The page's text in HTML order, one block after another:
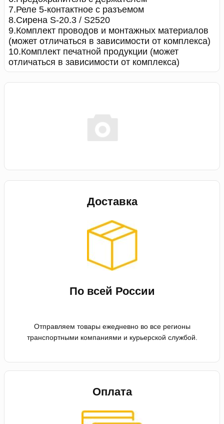
7.Реле 5-контактное с разъемом
8.Сирена S-20.3 / S2520
9.Комплект проводов и монтажных материалов
(может отличаться в зависимости от комплекса)
10.Комплект печатной продукции (может
отличаться в зависимости от комплекса)
Доставка
По всей России
Отправляем товары ежедневно во все регионы
транспортными компаниями и курьерской службой.
Оплата